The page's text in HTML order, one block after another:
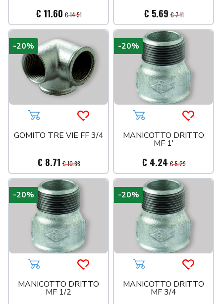
€ 11.60 € 14.51 € 5.69 € 7.11
Aggiungi al carrelloAcquista più tardi
GOMITO TRE VIE FF 3/4
€ 8.71 € 10.88
-20%
Aggiungi al carrello
MANICOTTO DRITTO
MF 1'
€ 4.24 € 5.29
-20%
Aggiungi al carrelloAcquista più tardi
MANICOTTO DRITTO
MF 1/2
-20%
Aggiungi al carrello
MANICOTTO DRITTO
MF 3/4
-20%